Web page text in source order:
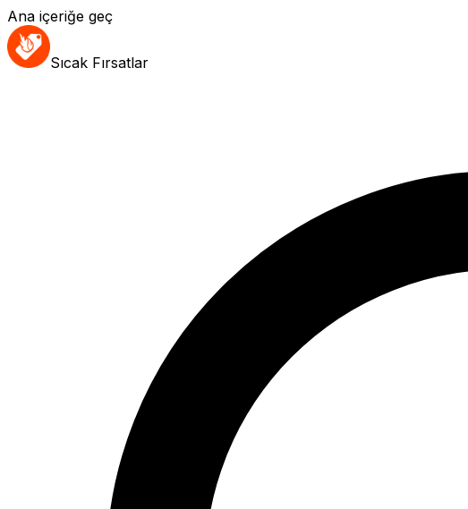
Ana içeriğe geç
Sıcak Fırsatlar